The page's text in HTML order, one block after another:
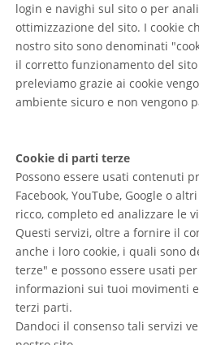
login e navighi sul sito o per
ottimizzazione del sito. I cookie
nostro sito sono denominati
il corretto funzionamento del
preleviamo grazie ai cookie
ambiente sicuro e non vengono
Cookie di parti terze
Possono essere usati contenuti
Facebook, YouTube, Google o
ricco, completo ed analizzare le
Questi servizi, oltre a fornire il
anche i loro cookie, i quali sono
terze" e possono essere usati
informazioni sui tuoi movimenti
terzi parti.
Dandoci il consenso tali servizi